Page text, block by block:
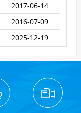
2017-06-14
2016-07-09
2025-12-19